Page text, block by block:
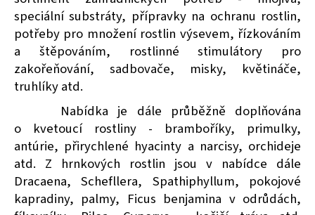
speciální substráty, přípravky na ochranu rostlin,
potřeby pro množení rostlin výsevem, řízkováním
a štěpováním, rostlinné stimulátory pro
zakořeňování, sadbovače, misky, květináče,
truhlíky atd.
Nabídka je dále průběžně doplňována
o kvetoucí rostliny - bramboříky, primulky,
antúrie, přirychlené hyacinty a narcisy, orchideje
atd. Z hrnkových rostlin jsou v nabídce dále
Dracaena, Schefllera, Spathiphyllum, pokojové
kapradiny, palmy, Ficus benjamina v odrůdách,